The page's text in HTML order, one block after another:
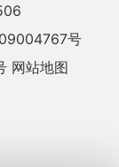
号
网站地图